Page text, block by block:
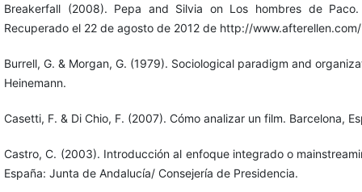
Breakerfall (2008). Pepa and Silvia on Los hombres de
Recuperado el 22 de agosto de 2012 de http://
Burrell, G. & Morgan, G. (1979). Sociological paradigm and
Heinemann.
Casetti, F. & Di Chio, F. (2007). Cómo analizar un film. Barcelona,
Castro, C. (2003). Introducción al enfoque integrado o
España: Junta de Andalucía/ Consejería de Presidencia.